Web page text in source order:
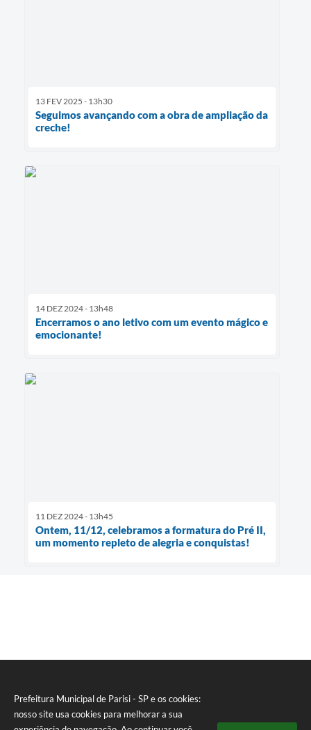
Prefeitura Municipal de Parisi - SP e os cookies:
nosso site usa cookies para melhorar a sua
13 FEV 2025 - 13h30
Seguimos avançando com a obra de ampliação da
creche!
14 DEZ 2024 - 13h48
Encerramos o ano letivo com um evento mágico e
emocionante!
11 DEZ 2024 - 13h45
Ontem, 11/12, celebramos a formatura do Pré II,
um momento repleto de alegria e conquistas!